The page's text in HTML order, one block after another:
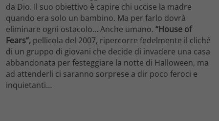
da Dio. Il suo obiettivo è capire chi uccise la madre
quando era solo un bambino. Ma per farlo dovrà
eliminare ogni ostacolo… Anche umano. “House of
Fears”, pellicola del 2007, ripercorre fedelmente il cliché
di un gruppo di giovani che decide di invadere una casa
abbandonata per festeggiare la notte di Halloween, ma
ad attenderli ci saranno sorprese a dir poco feroci e
inquietanti…